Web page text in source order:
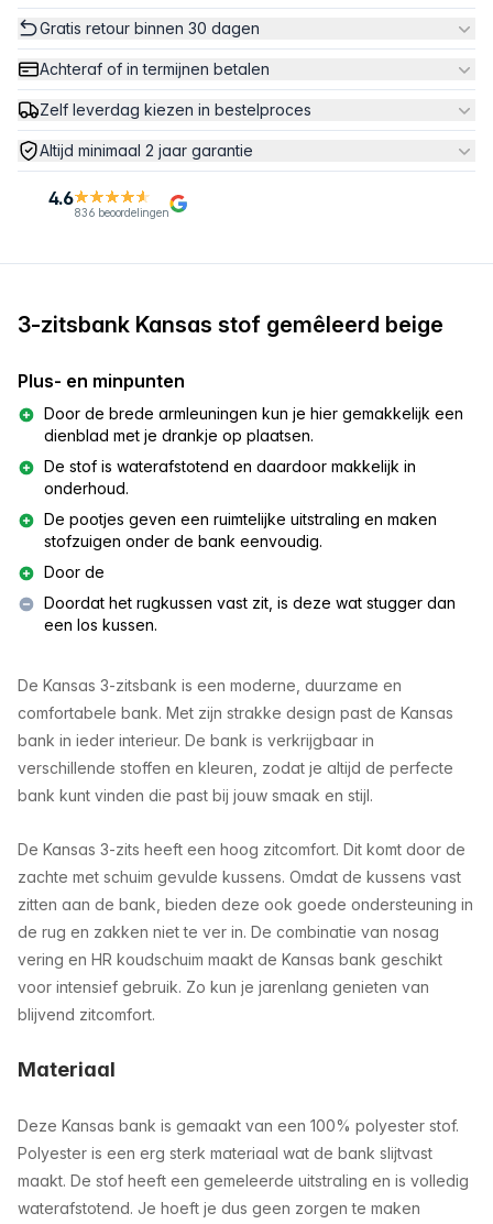
Gratis retour binnen 30 dagen
Achteraf of in termijnen betalen
Zelf leverdag kiezen in bestelproces
Altijd minimaal 2 jaar garantie
4.6
836 beoordelingen
3-zitsbank Kansas stof gemêleerd beige
Plus- en minpunten
Door de brede armleuningen kun je hier gemakkelijk een
dienblad met je drankje op plaatsen.
De stof is waterafstotend en daardoor makkelijk in
onderhoud.
De pootjes geven een ruimtelijke uitstraling en maken
stofzuigen onder de bank eenvoudig.
Door de
Doordat het rugkussen vast zit, is deze wat stugger dan
een los kussen.
De Kansas 3-zitsbank is een moderne, duurzame en
comfortabele bank. Met zijn strakke design past de Kansas
bank in ieder interieur. De bank is verkrijgbaar in
verschillende stoffen en kleuren, zodat je altijd de perfecte
bank kunt vinden die past bij jouw smaak en stijl.
De Kansas 3-zits heeft een hoog zitcomfort. Dit komt door de
zachte met schuim gevulde kussens. Omdat de kussens vast
zitten aan de bank, bieden deze ook goede ondersteuning in
de rug en zakken niet te ver in. De combinatie van nosag
vering en HR koudschuim maakt de Kansas bank geschikt
voor intensief gebruik. Zo kun je jarenlang genieten van
blijvend zitcomfort.
Materiaal
Deze Kansas bank is gemaakt van een 100% polyester stof.
Polyester is een erg sterk materiaal wat de bank slijtvast
maakt. De stof heeft een gemeleerde uitstraling en is volledig
waterafstotend. Je hoeft je dus geen zorgen te maken